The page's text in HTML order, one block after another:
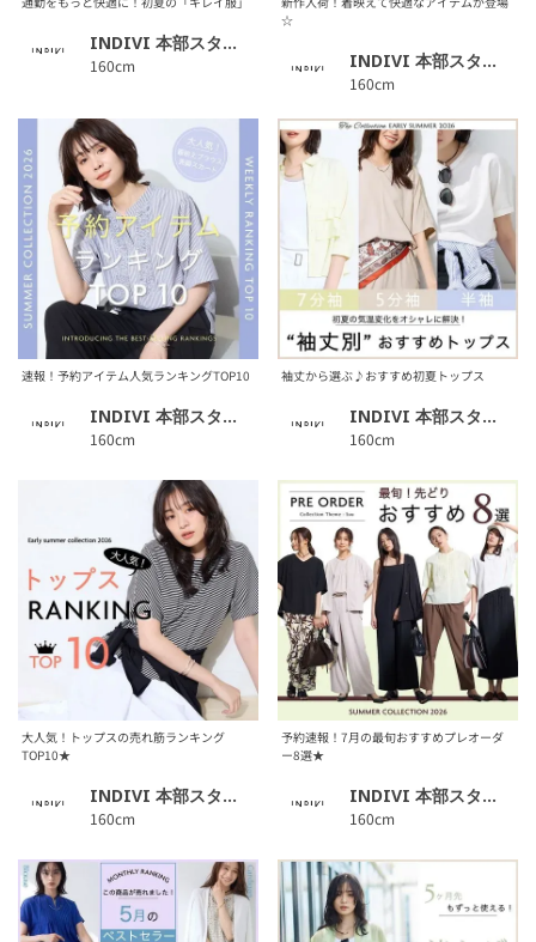
INDIVI 本部スタッフ
160cm
☆
INDIVI 本部スタッフ
160cm
速報！予約アイテム人気ランキングTOP10
INDIVI 本部スタッフ
160cm
袖丈から選ぶ♪おすすめ初夏トップス
INDIVI 本部スタッフ
160cm
大人気！トップスの売れ筋ランキング
TOP10★
INDIVI 本部スタッフ
160cm
予約速報！7月の最旬おすすめプレオーダ
ー8選★
INDIVI 本部スタッフ
160cm